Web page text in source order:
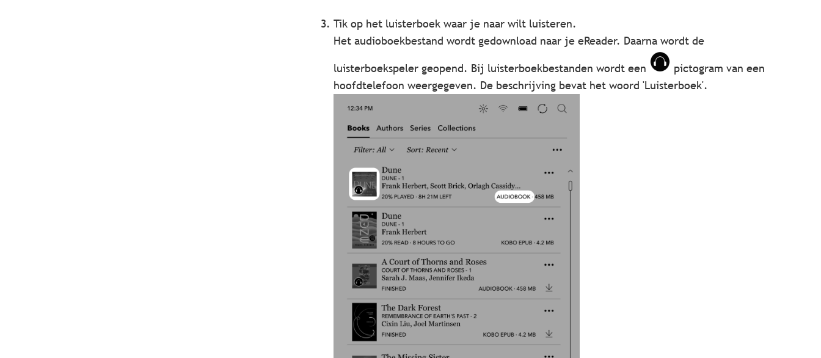
Tik op het luisterboek waar je naar wilt luisteren.
Het audioboekbestand wordt gedownload naar je eReader. Daarna wordt de
luisterboekspeler geopend. Bij luisterboekbestanden wordt een
pictogram van een
hoofdtelefoon weergegeven. De beschrijving bevat het woord 'Luisterboek'.